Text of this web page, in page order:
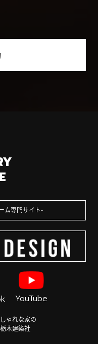
ム専門サイト
YouTube
ゃれな家の
木建築社